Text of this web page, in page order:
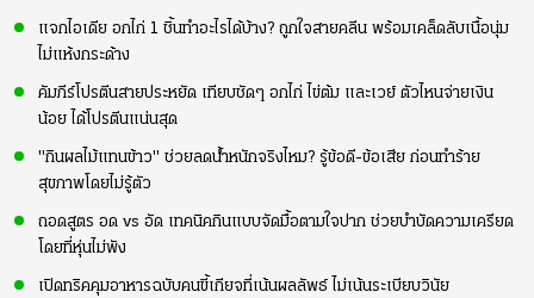
แจกไอเดีย อกไก่ 1 ชิ้นทำอะไรได้บ้าง? ถูกใจสายคลีน พร้อมเคล็ดลับเนื้อนุ่ม
ไม่แห้งกระด้าง
คัมภีร์โปรตีนสายประหยัด เทียบชัดๆ อกไก่ ไข่ต้ม และเวย์ ตัวไหนจ่ายเงิน
น้อย ได้โปรตีนแน่นสุด
"กินผลไม้แทนข้าว" ช่วยลดน้ำหนักจริงไหม? รู้ข้อดี-ข้อเสีย ก่อนทำร้าย
สุขภาพโดยไม่รู้ตัว
ถอดสูตร อด vs อัด เทคนิคกินแบบจัดมื้อตามใจปาก ช่วยบำบัดความเครียด
โดยที่หุ่นไม่พัง
เปิดทริคคุมอาหารฉบับคนขี้เกียจที่เน้นผลลัพธ์ ไม่เน้นระเบียบวินัย